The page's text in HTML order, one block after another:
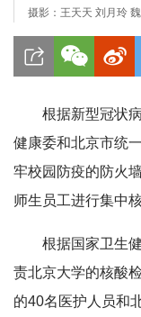
摄影：王天天 刘月玲
根据新型冠状
健康委和北京市统
牢校园防疫的防火
师生员工进行集中
根据国家卫生
责北京大学的核酸
的40名医护人员和